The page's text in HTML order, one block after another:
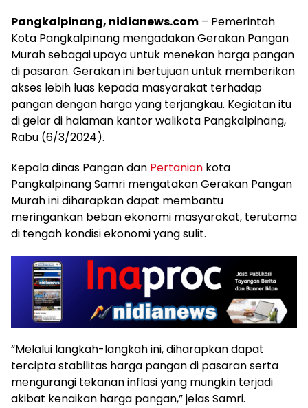
Pangkalpinang, nidianews.com – Pemerintah
Kota Pangkalpinang mengadakan Gerakan Pangan
Murah sebagai upaya untuk menekan harga pangan
di pasaran. Gerakan ini bertujuan untuk memberikan
akses lebih luas kepada masyarakat terhadap
pangan dengan harga yang terjangkau. Kegiatan itu
di gelar di halaman kantor walikota Pangkalpinang,
Rabu (6/3/2024).
Kepala dinas Pangan dan Pertanian kota
Pangkalpinang Samri mengatakan Gerakan Pangan
Murah ini diharapkan dapat membantu
meringankan beban ekonomi masyarakat, terutama
di tengah kondisi ekonomi yang sulit.
“Melalui langkah-langkah ini, diharapkan dapat
tercipta stabilitas harga pangan di pasaran serta
mengurangi tekanan inflasi yang mungkin terjadi
akibat kenaikan harga pangan,” jelas Samri.